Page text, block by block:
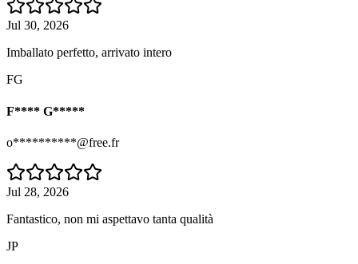
Jul 30, 2026
Imballato perfetto, arrivato intero
FG
F**** G*****
o**********@free.fr
Jul 28, 2026
Fantastico, non mi aspettavo tanta qualità
JP